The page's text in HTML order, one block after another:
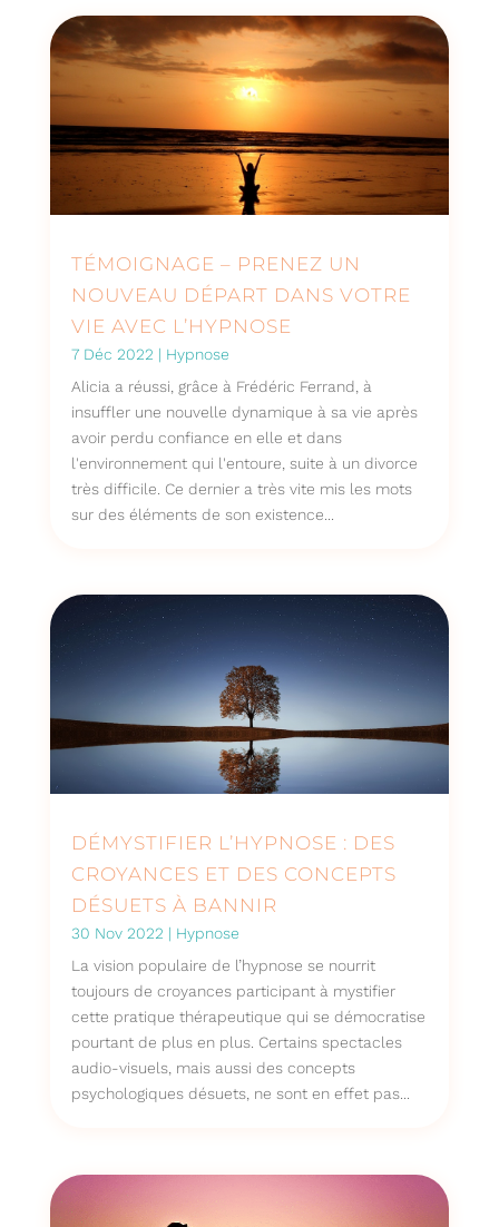
TÉMOIGNAGE – PRENEZ UN
NOUVEAU DÉPART DANS VOTRE
VIE AVEC L’HYPNOSE
7 Déc 2022 | Hypnose
Alicia a réussi, grâce à Frédéric Ferrand, à
insuffler une nouvelle dynamique à sa vie après
avoir perdu confiance en elle et dans
l'environnement qui l'entoure, suite à un divorce
très difficile. Ce dernier a très vite mis les mots
sur des éléments de son existence...
DÉMYSTIFIER L’HYPNOSE : DES
CROYANCES ET DES CONCEPTS
DÉSUETS À BANNIR
30 Nov 2022 | Hypnose
La vision populaire de l’hypnose se nourrit
toujours de croyances participant à mystifier
cette pratique thérapeutique qui se démocratise
pourtant de plus en plus. Certains spectacles
audio-visuels, mais aussi des concepts
psychologiques désuets, ne sont en effet pas...